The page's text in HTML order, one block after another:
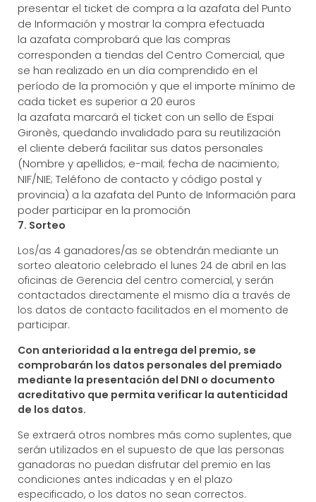
presentar el ticket de compra a la azafata del Punto
de Información y mostrar la compra efectuada
la azafata comprobará que las compras
corresponden a tiendas del Centro Comercial, que
se han realizado en un día comprendido en el
período de la promoción y que el importe mínimo de
cada ticket es superior a 20 euros
la azafata marcará el ticket con un sello de Espai
Gironès, quedando invalidado para su reutilización
el cliente deberá facilitar sus datos personales
(Nombre y apellidos; e-mail; fecha de nacimiento;
NIF/NIE; Teléfono de contacto y código postal y
provincia) a la azafata del Punto de Información para
poder participar en la promoción
7. Sorteo
Los/as 4 ganadores/as se obtendrán mediante un
sorteo aleatorio celebrado el lunes 24 de abril en las
oficinas de Gerencia del centro comercial, y serán
contactados directamente el mismo día a través de
los datos de contacto facilitados en el momento de
participar.
Con anterioridad a la entrega del premio, se
comprobarán los datos personales del premiado
mediante la presentación del DNI o documento
acreditativo que permita verificar la autenticidad
de los datos.
Se extraerá otros nombres más como suplentes, que
serán utilizados en el supuesto de que las personas
ganadoras no puedan disfrutar del premio en las
condiciones antes indicadas y en el plazo
especificado, o los datos no sean correctos.